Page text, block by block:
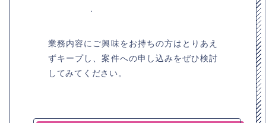
業務内容にご興味をお持ちの方はとりあえ
ずキープし、案件への申し込みをぜひ検討
してみてください。